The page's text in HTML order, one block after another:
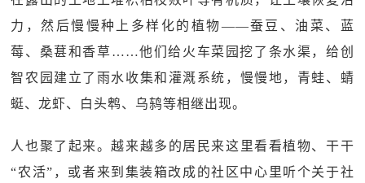
力，然后慢慢种上多样化的植物——蚕豆、油菜、蓝
莓、桑葚和香草……他们给火车菜园挖了条水渠，给创
智农园建立了雨水收集和灌溉系统，慢慢地，青蛙、蜻
蜓、龙虾、白头鹎、乌鸫等相继出现。
人也聚了起来。越来越多的居民来这里看看植物、干干
“农活”，或者来到集装箱改成的社区中心里听个关于社